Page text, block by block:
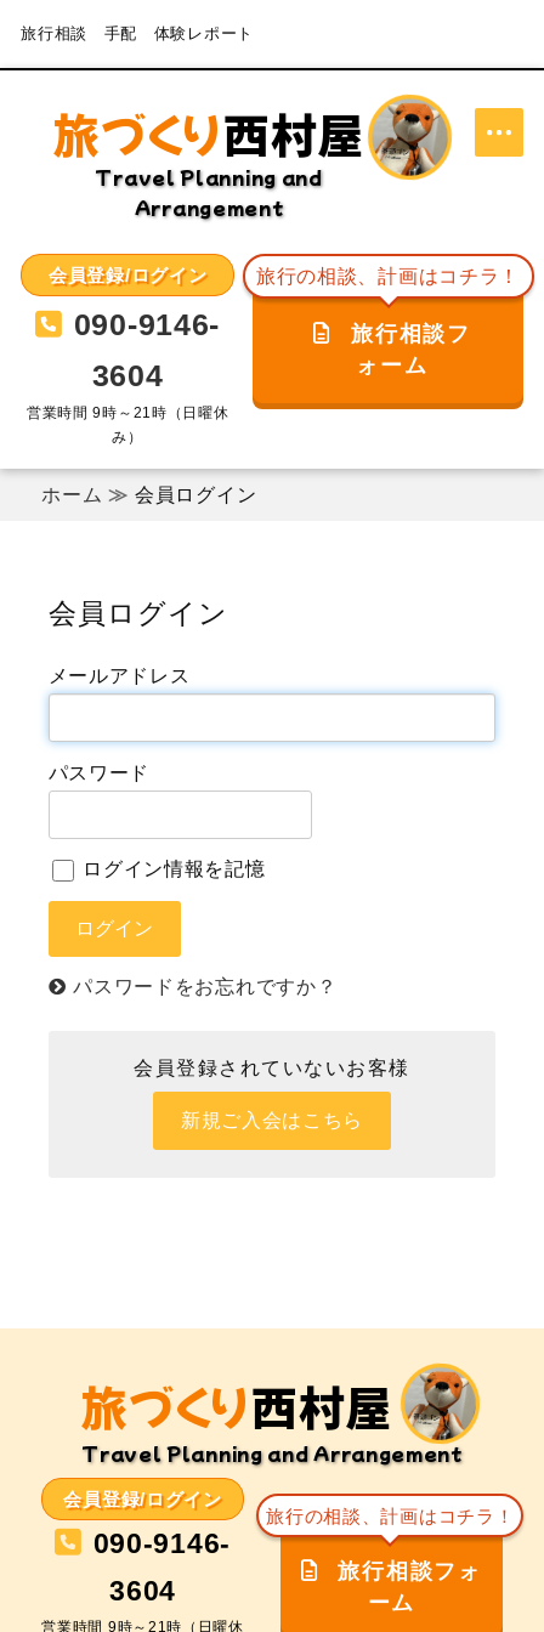
旅行相談 手配 体験レポート
旅づくり西村屋
Travel Planning and
Arrangement
会員登録/ログイン
090-9146-
3604
営業時間 9時～21時（日曜休
み）
旅行の相談、計画はコチラ！
旅行相談フ
ォーム
ホーム 会員ログイン
会員ログイン
メールアドレス
パスワード
ログイン情報を記憶
パスワードをお忘れですか？
会員登録されていないお客様
新規ご入会はこちら
旅づくり西村屋
Travel Planning and Arrangement
会員登録/ログイン
090-9146-
3604
営業時間 9時～21時（日曜休
旅行の相談、計画はコチラ！
旅行相談フォ
ーム